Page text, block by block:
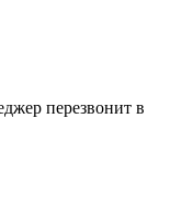
перезвонит в